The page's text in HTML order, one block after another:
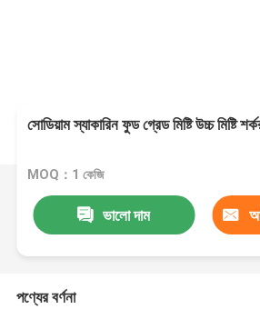
সোডিয়াম স্যাকারিন ফুড গ্রেড মিষ্টি উচ্চ মিষ্টি
MOQ：1 কেজি
ভালো দাম
পণ্যের বর্ণনা